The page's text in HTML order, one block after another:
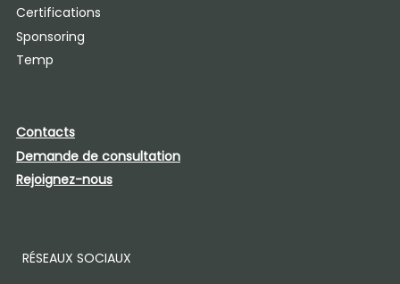
Certifications
Sponsoring
Temp
Contacts
Demande de consultation
Rejoignez-nous
RÉSEAUX SOCIAUX